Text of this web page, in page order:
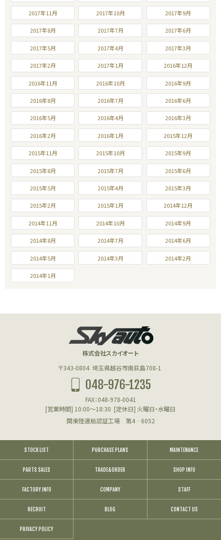
2017年11月 2017年10月 2017年9月
2017年8月 2017年7月 2017年6月
2017年5月 2017年4月 2017年3月
2017年2月 2017年1月 2016年12月
2016年11月 2016年10月 2016年9月
2016年8月 2016年7月 2016年6月
2016年5月 2016年4月 2016年3月
2016年2月 2016年1月 2015年12月
2015年11月 2015年10月 2015年9月
2015年8月 2015年7月 2015年6月
2015年5月 2015年4月 2015年3月
2015年2月 2015年1月 2014年12月
2014年11月 2014年10月 2014年9月
2014年8月 2014年7月 2014年6月
2014年5月 2014年3月 2014年2月
2014年1月
株式会社スカイオート
〒343-0804 埼玉県越谷市南荻島708-1
048-976-1235
FAX：048-978-0041
[営業時間] 10:00～18:30 [定休日] 火曜日・水曜日
関東陸運局認証工場 第4‐6052
STOCK LIST PURCHASE PLANS MAINTENANCE
PARTS SALES TRADE&ORDER SHOP INFO
FACTORY INFO COMPANY STAFF
RECRUIT BLOG CONTACT US
PRIVACY POLICY